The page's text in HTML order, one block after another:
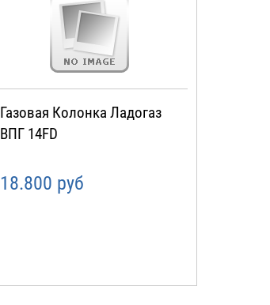
Газовая Колонка Ладогаз
ВПГ 14FD
18.800 руб